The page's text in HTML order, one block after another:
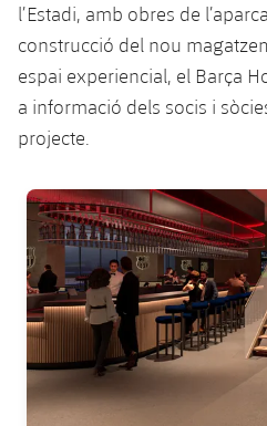
Jugadors
Fotos
Classificació
Infantil
Aleví
Actualitat
Calendari
Entrades
Resultats
Classificació
Jugadors
Fotos
Barça Atlètic
plusicon
més
Actualitat
Resultats
Jugadors
Classificació
Base
plusicon
més
Barça C
Junior
Juvenil
Infantil
PLUSICON
MÉS
Informació general
plusicon
més
Notícies
Atletisme
plusicon
Actualitat
Bàsquet en cadira de
plusicon
més
l’Estadi, amb obres de
construcció del nou
espai experiencial, el Barça
a informació dels socis i
projecte.
FC Barcelona club badge